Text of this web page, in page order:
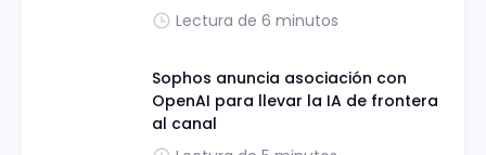
Lectura de 6 minutos
Sophos anuncia asociación con
OpenAI para llevar la IA de frontera
al canal